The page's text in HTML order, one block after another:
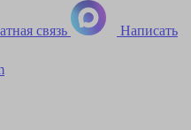
связь Написать